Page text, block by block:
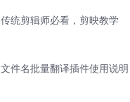
传统剪辑师必看，剪映教学
文件名批量翻译插件使用说明